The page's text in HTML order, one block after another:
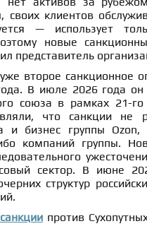
своих клиентов
— использует
новые
представитель
второе санкционное
В июле 2026 года
союза в рамках 21-
что санкции не
и бизнес группы
компаний группы.
сектор. В июне
структур
против